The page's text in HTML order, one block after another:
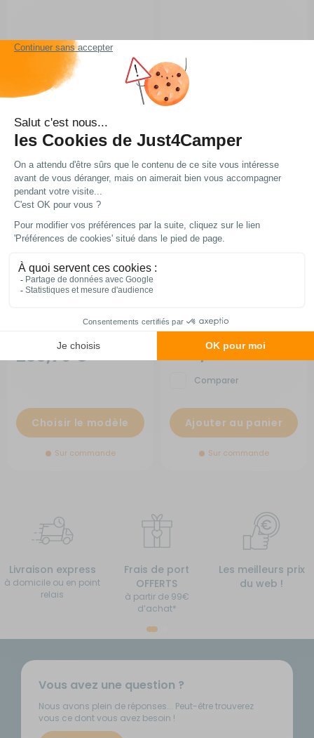
Choisir le modèle
Sur commande
Choisir le modèle
Embase pivotante V2 pour
RG-0Q58207
230,79 €
Choisir le modèle
Sur commande
439,99 €
Comparer
Ajouter au panier
Sur commande
Livraison express
à domicile ou en point
relais
Frais de port
OFFERTS
à partir de 99€
d’achat*
Les meilleurs prix
du web !
Vous avez une question ?
Nous avons plein de réponses... Peut-être trouverez
vous ce dont vous avez besoin !